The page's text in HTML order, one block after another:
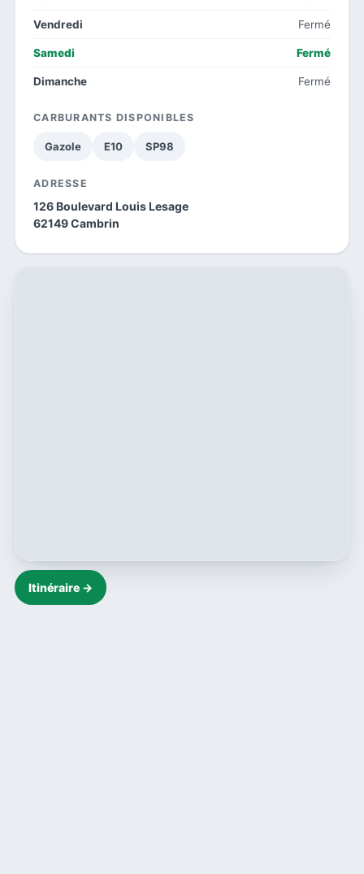
Vendredi Fermé
Samedi Fermé
Dimanche Fermé
CARBURANTS DISPONIBLES
Gazole E10 SP98
ADRESSE
126 Boulevard Louis Lesage
62149 Cambrin
Itinéraire →